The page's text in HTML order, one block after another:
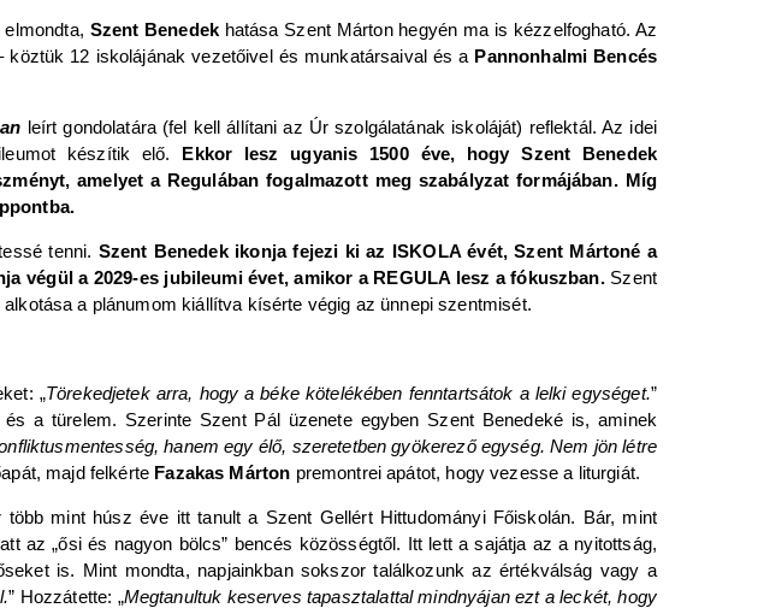
Szent Benedek hatása Szent Márton hegyén ma is kézzelfogható. Az
12 iskolájának vezetőivel és munkatársaival és a Pannonhalmi Bencés
leírt gondolatára (fel kell állítani az Úr szolgálatának iskoláját) reflektál. Az idei
készítik elő. Ekkor lesz ugyanis 1500 éve, hogy Szent Benedek
amelyet a Regulában fogalmazott meg szabályzat formájában. Míg
tenni. Szent Benedek ikonja fejezi ki az ISKOLA évét, Szent Mártoné a
végül a 2029-es jubileumi évet, amikor a REGULA lesz a fókuszban.Szent
alkotása a plánumom kiállítva kísérte végig az ünnepi szentmisét.
„Törekedjetek arra, hogy a béke kötelékében fenntartsátok a lelki egységet.”
a türelem. Szerinte Szent Pál üzenete egyben Szent Benedeké is, aminek
hanem egy élő, szeretetben gyökerező egység. Nem jön létre
majd felkérte Fazakas Márton premontrei apátot, hogy vezesse a liturgiát.
mint húsz éve itt tanult a Szent Gellért Hittudományi Főiskolán. Bár, mint
az „ősi és nagyon bölcs” bencés közösségtől. Itt lett a sajátja az a nyitottság,
is. Mint mondta, napjainkban sokszor találkozunk az értékválság vagy a
” Hozzátette: „Megtanultuk keserves tapasztalattal mindnyájan ezt a leckét, hogy